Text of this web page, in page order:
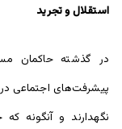
استقلال و تجرید
در گذشته حاکمان
پیشرفت‌های اجتماعی در
نگهدارند و آنگونه